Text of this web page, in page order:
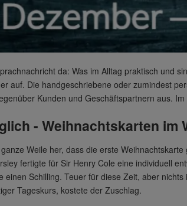
da: Was im Alltag praktisch und
auf. Die handgeschriebene oder zumindest
Kunden und Geschäftspartnern aus.
- Weihnachtskarten im
Weile her, dass die erste
fertigte für Sir Henry Cole eine individuell
einen Schilling. Teuer für diese Zeit, aber
Tageskurs, kostete der Zuschlag.